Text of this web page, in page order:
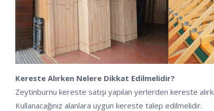
Kereste Alırken Nelere Dikkat Edilmelidir?
Zeytinburnu kereste satışı yapılan yerlerden kereste
Kullanacağınız alanlara uygun kereste talep edilmelidir.